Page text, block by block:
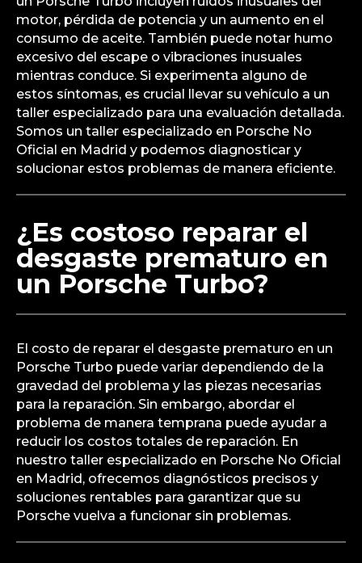
motor, pérdida de potencia y un aumento en el
consumo de aceite. También puede notar humo
excesivo del escape o vibraciones inusuales
mientras conduce. Si experimenta alguno de
estos síntomas, es crucial llevar su vehículo a un
taller especializado para una evaluación detallada.
Somos un taller especializado en Porsche No
Oficial en Madrid y podemos diagnosticar y
solucionar estos problemas de manera eficiente.
¿Es costoso reparar el
desgaste prematuro en
un Porsche Turbo?
El costo de reparar el desgaste prematuro en un
Porsche Turbo puede variar dependiendo de la
gravedad del problema y las piezas necesarias
para la reparación. Sin embargo, abordar el
problema de manera temprana puede ayudar a
reducir los costos totales de reparación. En
nuestro taller especializado en Porsche No Oficial
en Madrid, ofrecemos diagnósticos precisos y
soluciones rentables para garantizar que su
Porsche vuelva a funcionar sin problemas.